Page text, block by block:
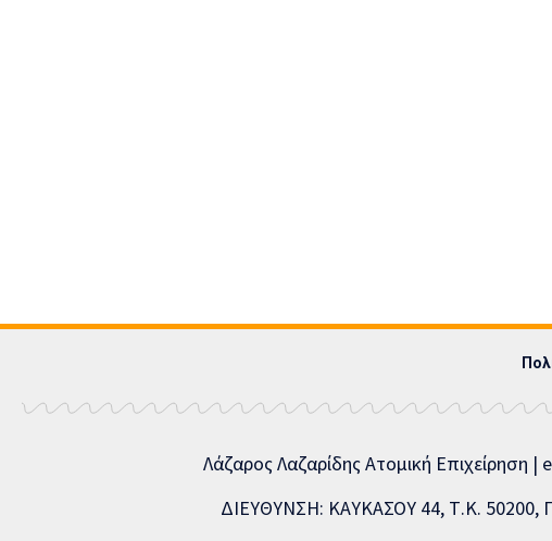
Λάζαρος Λαζαρίδης Ατομική
ΔΙΕΥΘΥΝΣΗ: ΚΑΥΚΑΣΟΥ 44, Τ.Κ. 50200,